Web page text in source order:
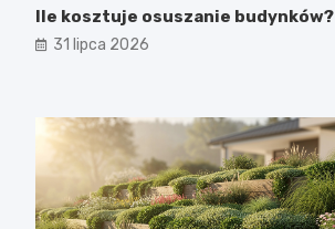
Ile kosztuje osuszanie budynków?
31 lipca 2026